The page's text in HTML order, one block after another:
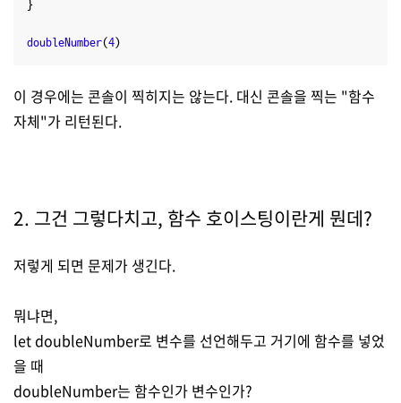
}
doubleNumber(4)
이 경우에는 콘솔이 찍히지는 않는다. 대신 콘솔을 찍는 "함수
자체"가 리턴된다.
2. 그건 그렇다치고, 함수 호이스팅이란게 뭔데?
저렇게 되면 문제가 생긴다.
뭐냐면,
let doubleNumber로 변수를 선언해두고 거기에 함수를 넣었
을 때
doubleNumber는 함수인가 변수인가?